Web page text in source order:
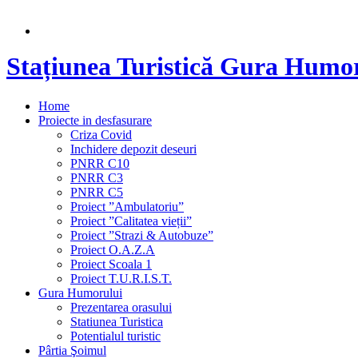
Stațiunea Turistică Gura
Home
Proiecte in desfasurare
Criza Covid
Inchidere depozit deseuri
PNRR C10
PNRR C3
PNRR C5
Proiect ”Ambulatoriu”
Proiect ”Calitatea vieții”
Proiect ”Strazi & Autobuze”
Proiect O.A.Z.A
Proiect Scoala 1
Proiect T.U.R.I.S.T.
Gura Humorului
Prezentarea orasului
Statiunea Turistica
Potentialul turistic
Pârtia Şoimul